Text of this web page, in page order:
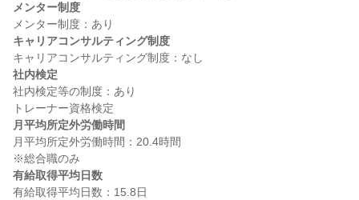
メンター制度
キャリアコンサルティング制度
社内検定
社内検定等の制度：あり
月平均所定外労働時間
月平均所定外労働時間：20.4時間
有給取得平均日数